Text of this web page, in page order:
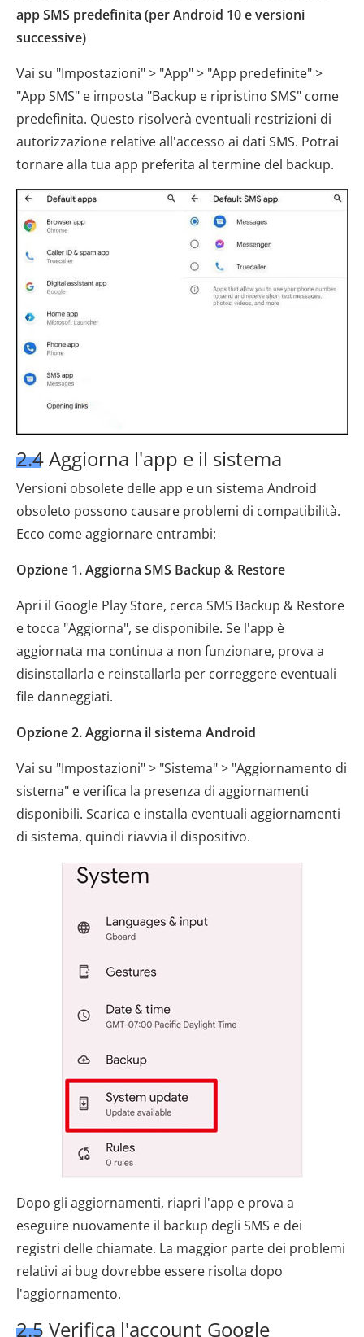
app SMS predefinita (per Android 10 e versioni
successive)
Vai su "Impostazioni" > "App" > "App predefinite" >
"App SMS" e imposta "Backup e ripristino SMS" come
predefinita. Questo risolverà eventuali restrizioni di
autorizzazione relative all'accesso ai dati SMS. Potrai
tornare alla tua app preferita al termine del backup.
2.4 Aggiorna l'app e il sistema
Versioni obsolete delle app e un sistema Android
obsoleto possono causare problemi di compatibilità.
Ecco come aggiornare entrambi:
Opzione 1. Aggiorna SMS Backup & Restore
Apri il Google Play Store, cerca SMS Backup & Restore
e tocca "Aggiorna", se disponibile. Se l'app è
aggiornata ma continua a non funzionare, prova a
disinstallarla e reinstallarla per correggere eventuali
file danneggiati.
Opzione 2. Aggiorna il sistema Android
Vai su "Impostazioni" > "Sistema" > "Aggiornamento di
sistema" e verifica la presenza di aggiornamenti
disponibili. Scarica e installa eventuali aggiornamenti
di sistema, quindi riavvia il dispositivo.
Dopo gli aggiornamenti, riapri l'app e prova a
eseguire nuovamente il backup degli SMS e dei
registri delle chiamate. La maggior parte dei problemi
relativi ai bug dovrebbe essere risolta dopo
l'aggiornamento.
2.5 Verifica l'account Google